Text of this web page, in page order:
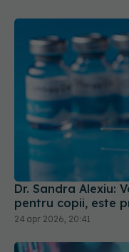
Dr. Sandra Alexiu:
pentru copii, este
24 apr 2026, 20:41